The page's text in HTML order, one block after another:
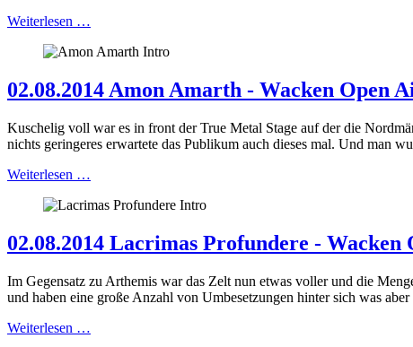
Weiterlesen …
02.08.2014 Amon Amarth - Wacken Open
Kuschelig voll war es in front der True Metal Stage auf der die
nichts geringeres erwartete das Publikum auch dieses mal. Und man
Weiterlesen …
02.08.2014 Lacrimas Profundere -
Im Gegensatz zu Arthemis war das Zelt nun etwas voller und die
und haben eine große Anzahl von Umbesetzungen hinter sich was
Weiterlesen …